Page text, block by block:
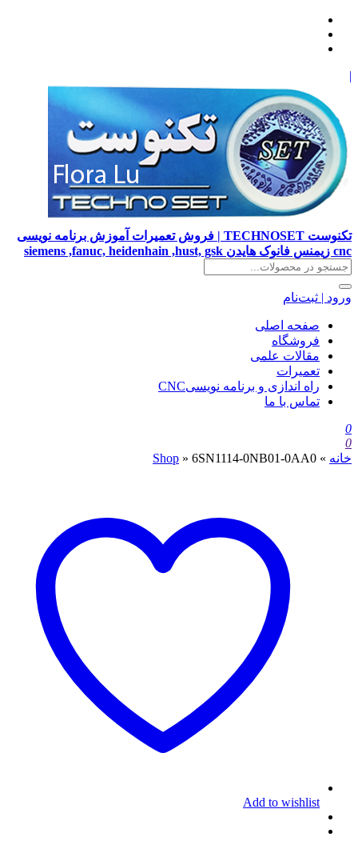
|
تکنوست TECHNOSET | فروش تعمیرات آموزش برنامه نویسی
cnc زیمنس فانوک هایدن siemens ,fanuc, heidenhain ,hust, gsk
ورود | ثبت‌نام
صفحه اصلی
فروشگاه
مقالات علمی
تعمیرات
راه اندازی و برنامه نویسیCNC
تماس با ما
0
0
خانه »
Shop » 6SN1114-0NB01-0AA0
Add to wishlist